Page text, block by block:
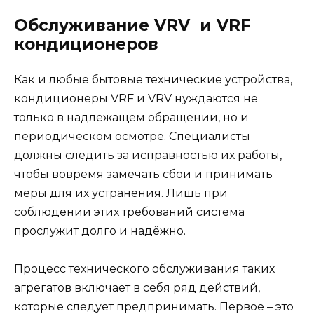
Обслуживание VRV и VRF
кондиционеров
Как и любые бытовые технические устройства,
кондиционеры VRF и VRV нуждаются не
только в надлежащем обращении, но и
периодическом осмотре. Специалисты
должны следить за исправностью их работы,
чтобы вовремя замечать сбои и принимать
меры для их устранения. Лишь при
соблюдении этих требований система
прослужит долго и надёжно.
Процесс технического обслуживания таких
агрегатов включает в себя ряд действий,
которые следует предпринимать. Первое – это